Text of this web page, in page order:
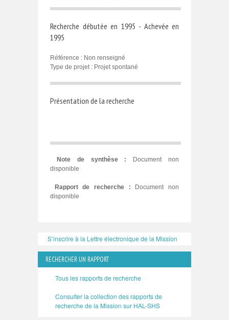
Recherche débutée en 1995 - Achevée en
1995
Référence : Non renseigné
Type de projet : Projet spontané
Présentation de la recherche
Note de synthèse : Document non
disponible
Rapport de recherche : Document non
disponible
S’inscrire à la Lettre électronique de la Mission
RECHERCHER UN RAPPORT
Tous les rapports de recherche
Consulter la collection des rapports de
recherche de la Mission sur HAL-SHS